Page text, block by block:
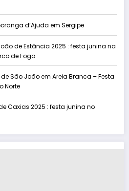
d’Ajuda em Sergipe
de Estância 2025 : festa junina na
de Fogo
São João em Areia Branca – Festa
Norte
Caxias 2025 : festa junina no